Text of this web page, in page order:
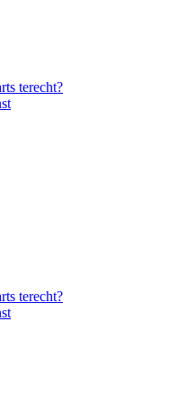
terecht?
terecht?